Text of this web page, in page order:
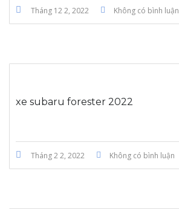
Tháng 12 2, 2022 Không có bình luận
xe subaru forester 2022
Tháng 2 2, 2022 Không có bình luận